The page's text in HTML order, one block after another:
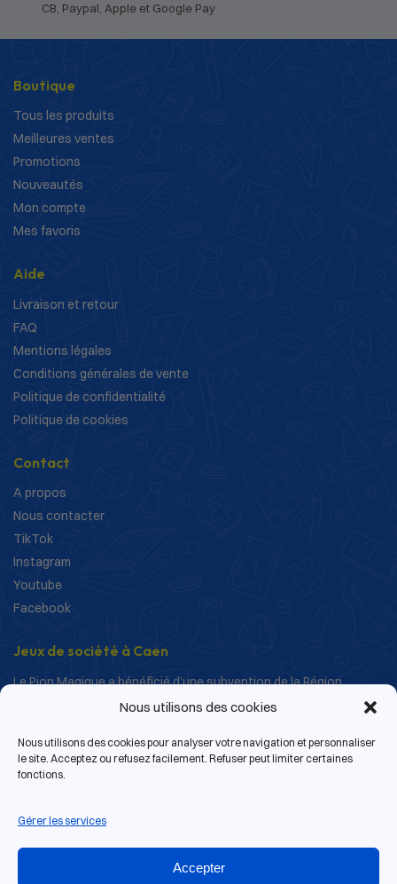
Nous utilisons des cookies
Nous utilisons des cookies pour analyser votre navigation et personnaliser
le site. Acceptez ou refusez facilement. Refuser peut limiter certaines
fonctions.
Gérer les services
Accepter
CB, Paypal, Apple et Google Pay
Boutique
Tous les produits
Meilleures ventes
Promotions
Nouveautés
Mon compte
Mes favoris
Aide
Livraison et retour
FAQ
Mentions légales
Conditions générales de vente
Politique de confidentialité
Politique de cookies
Contact
A propos
Nous contacter
TikTok
Instagram
Youtube
Facebook
Jeux de société à Caen
Le Pion Magique a bénéficié d’une subvention de la Région
Normandie dans le cadre de ses actions de structuration et de